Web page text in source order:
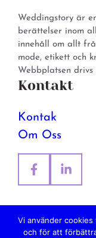
Weddingstory är
berättelser inom
innehåll om allt
mode, etikett och
Webbplatsen
Kontakt
Kontak
Om Oss
© 2026
Vi använder
och för att